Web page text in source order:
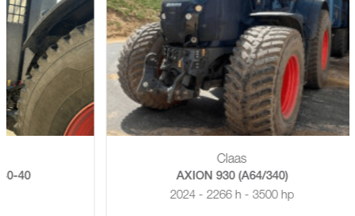
AXION 930 (A64/340)
2024 - 2266 h - 3500 hp